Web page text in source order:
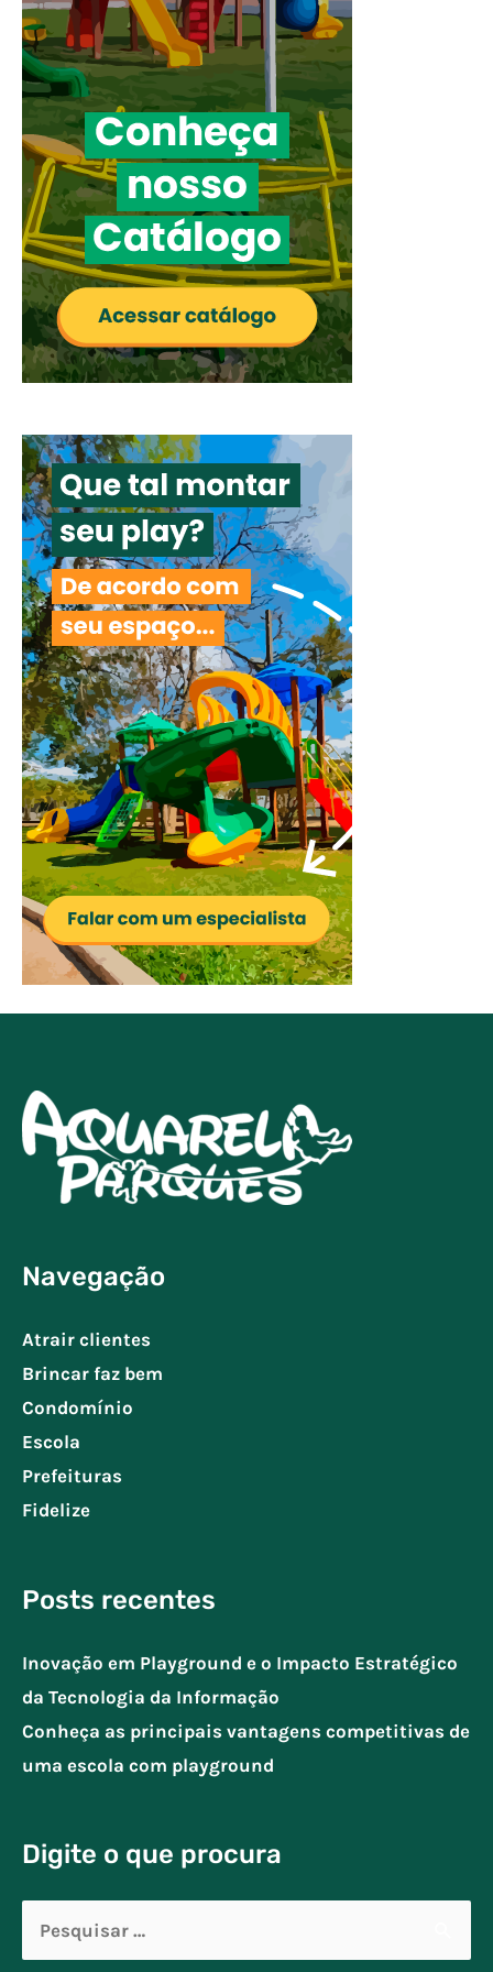
Navegação
Atrair clientes
Brincar faz bem
Condomínio
Escola
Prefeituras
Fidelize
Posts recentes
Inovação em Playground e o Impacto Estratégico
da Tecnologia da Informação
Conheça as principais vantagens competitivas de
uma escola com playground
Digite o que procura